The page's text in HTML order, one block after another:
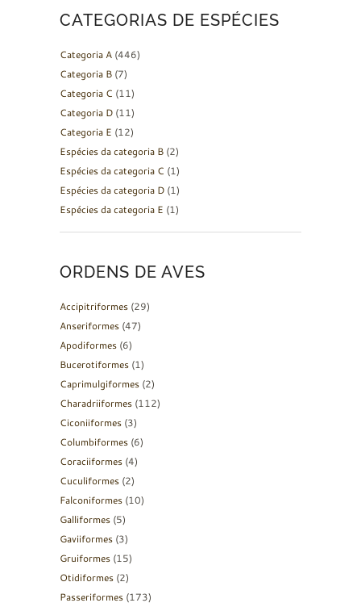
CATEGORIAS DE ESPÉCIES
Categoria A (446)
Categoria B (7)
Categoria C (11)
Categoria D (11)
Categoria E (12)
Espécies da categoria B (2)
Espécies da categoria C (1)
Espécies da categoria D (1)
Espécies da categoria E (1)
ORDENS DE AVES
Accipitriformes (29)
Anseriformes (47)
Apodiformes (6)
Bucerotiformes (1)
Caprimulgiformes (2)
Charadriiformes (112)
Ciconiiformes (3)
Columbiformes (6)
Coraciiformes (4)
Cuculiformes (2)
Falconiformes (10)
Galliformes (5)
Gaviiformes (3)
Gruiformes (15)
Otidiformes (2)
Passeriformes (173)